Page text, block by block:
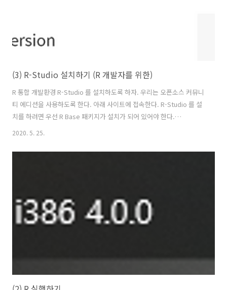
(3) R-Studio 설치하기 (R 개발자를 위한)
R 통합 개발환경 R-Studio 를 설치하도록 하자. 우리는 오픈소스 커뮤니
티 에디션을 사용하도록 한다. 아래 사이트에 접속한다. R-Studio 를 설
치를 하려면 우선 R Base 패키지가 설치가 되어 있어야 한다.
http://www.rstudio.com/products/rstudio/download 4가지를 선
선택한다. OS 에 적합한 패키지를 다운로드하여 설치해보자. R.3.x 또는
2020. 5. 25.